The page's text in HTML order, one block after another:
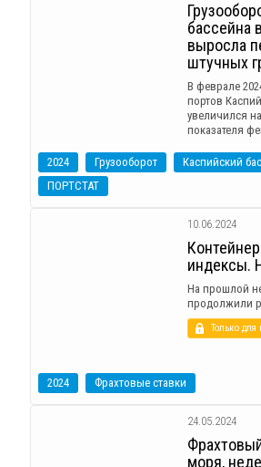
бассейна
выросла
штучных
В феврале
портов
увеличился
показателя
2024 Грузооборот
Каспийский
ПОРТСТАТ
10.06.2024
индексы.
На прошлой
продолжили
Только для
2024 Фрахтовые ставки
24.05.2024
моря,